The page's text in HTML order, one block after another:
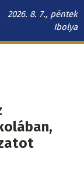
2026. 8. 7., péntek
Ibolya